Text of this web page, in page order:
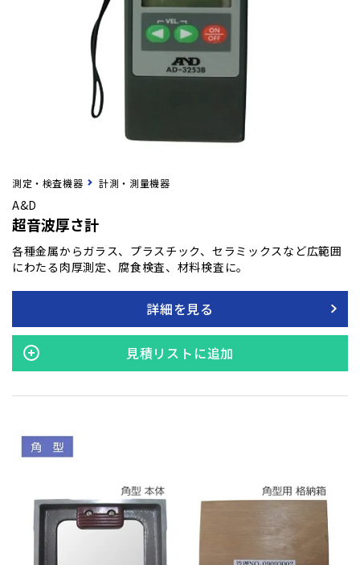
測定・検査機器 計測・測量機器
A&D
超音波厚さ計
各種金属からガラス、プラスチック、セラミックスなど広範囲
にわたる肉厚測定、腐食検査、材料検査に。
詳細を見る
見積リストに追加